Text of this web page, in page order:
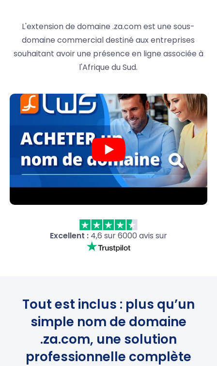
L'extension de domaine .za.com est une sous-
domaine commercial destiné aux entreprises
souhaitant avoir une présence en ligne associée à
l'Afrique du Sud.
Excellent :4,6 sur 6000 avis sur
Tout est inclus : plus qu’un
simple nom de domaine
.za.com, une solution
professionnelle complète